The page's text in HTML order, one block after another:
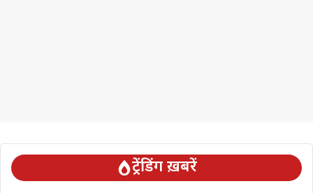
ट्रेंडिंग ख़बरें